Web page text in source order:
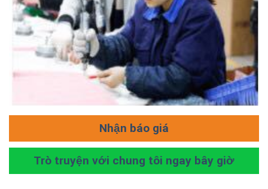
Nhận báo giá
Trò truyện với chung tôi ngay bây giờ